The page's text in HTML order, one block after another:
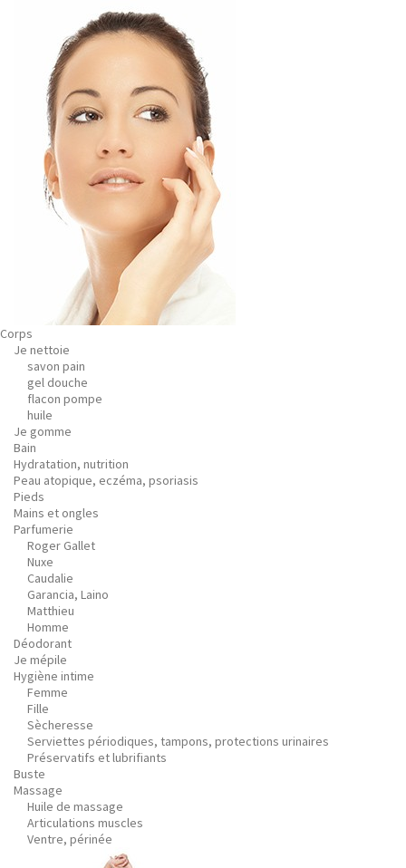
Corps
Je nettoie
savon pain
gel douche
flacon pompe
huile
Je gomme
Bain
Hydratation, nutrition
Peau atopique, eczéma, psoriasis
Pieds
Mains et ongles
Parfumerie
Roger Gallet
Nuxe
Caudalie
Garancia, Laino
Matthieu
Homme
Déodorant
Je mépile
Hygiène intime
Femme
Fille
Sècheresse
Serviettes périodiques, tampons, protections urinaires
Préservatifs et lubrifiants
Buste
Massage
Huile de massage
Articulations muscles
Ventre, périnée